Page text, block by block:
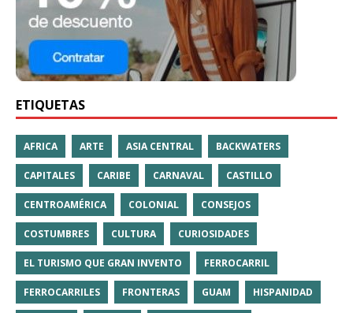
ETIQUETAS
AFRICA ARTE ASIA CENTRAL BACKWATERS
CAPITALES CARIBE CARNAVAL CASTILLO
CENTROAMÉRICA COLONIAL CONSEJOS
COSTUMBRES CULTURA CURIOSIDADES
EL TURISMO QUE GRAN INVENTO FERROCARRIL
FERROCARRILES FRONTERAS GUAM HISPANIDAD